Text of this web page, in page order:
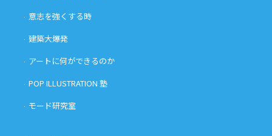
意志を強くする時
建築大爆発
アートに何ができるのか
POP ILLUSTRATION 塾
モード研究室